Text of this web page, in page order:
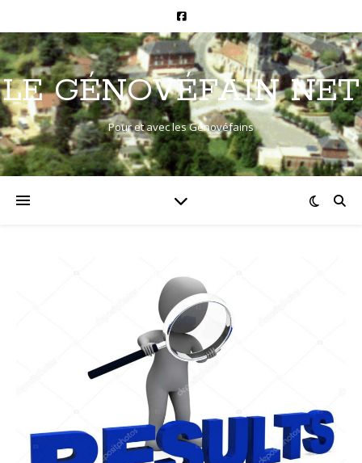
LE GÉNOVÉFAIN NET
Pour et avec les Génovéfains